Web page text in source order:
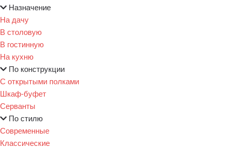
Назначение
На дачу
В столовую
В гостинную
На кухню
По конструкции
С открытыми полками
Шкаф-буфет
Серванты
По стилю
Современные
Классические